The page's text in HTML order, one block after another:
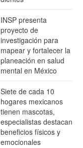
INSP presenta
proyecto de
investigación para
mapear y fortalecer la
planeación en salud
mental en México
Siete de cada 10
hogares mexicanos
tienen mascotas,
especialistas destacan
beneficios físicos y
emocionales